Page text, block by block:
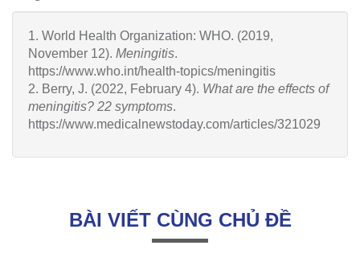
1. World Health Organization: WHO. (2019,
November 12). Meningitis.
https://www.who.int/health-topics/meningitis
2. Berry, J. (2022, February 4). What are the effects of
meningitis? 22 symptoms.
https://www.medicalnewstoday.com/articles/321029
BÀI VIẾT CÙNG CHỦ ĐỀ